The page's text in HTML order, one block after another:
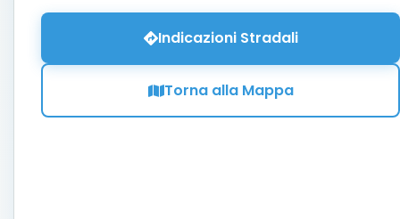
Indicazioni Stradali
Torna alla Mappa